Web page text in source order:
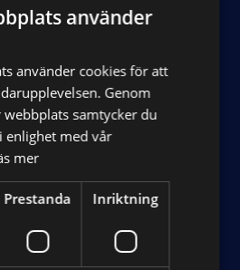
använder
använder cookies för att
Genom
webbplats samtycker du
enlighet med vår
mer
Prestanda Inriktning